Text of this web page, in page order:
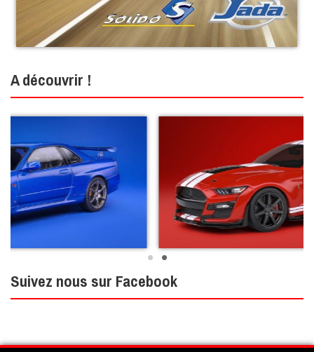
A découvrir !
Suivez nous sur Facebook